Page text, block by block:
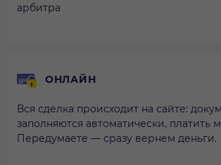
арбитра
ОНЛАЙН
Вся сделка происходит на сайте:
заполняются автоматически, платить
Передумаете — сразу вернем деньги.